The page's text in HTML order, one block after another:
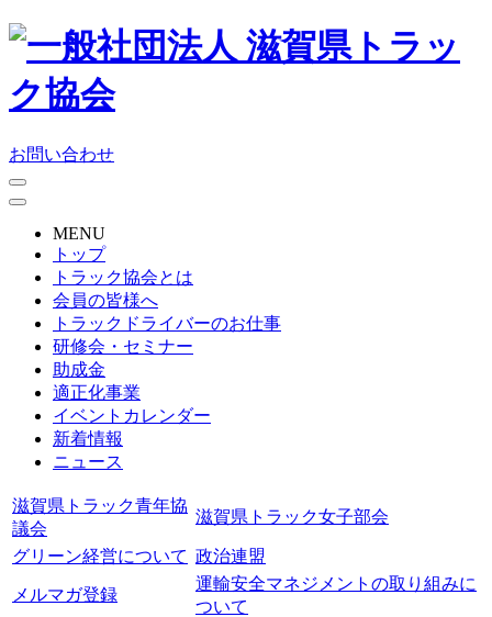
お問い合わせ
MENU
トップ
トラック協会とは
会員の皆様へ
トラックドライバーのお仕事
研修会・セミナー
助成金
適正化事業
イベントカレンダー
新着情報
ニュース
滋賀県トラック青年協
議会
滋賀県トラック女子部会
グリーン経営について 政治連盟
メルマガ登録
運輸安全マネジメントの取り組みに
ついて